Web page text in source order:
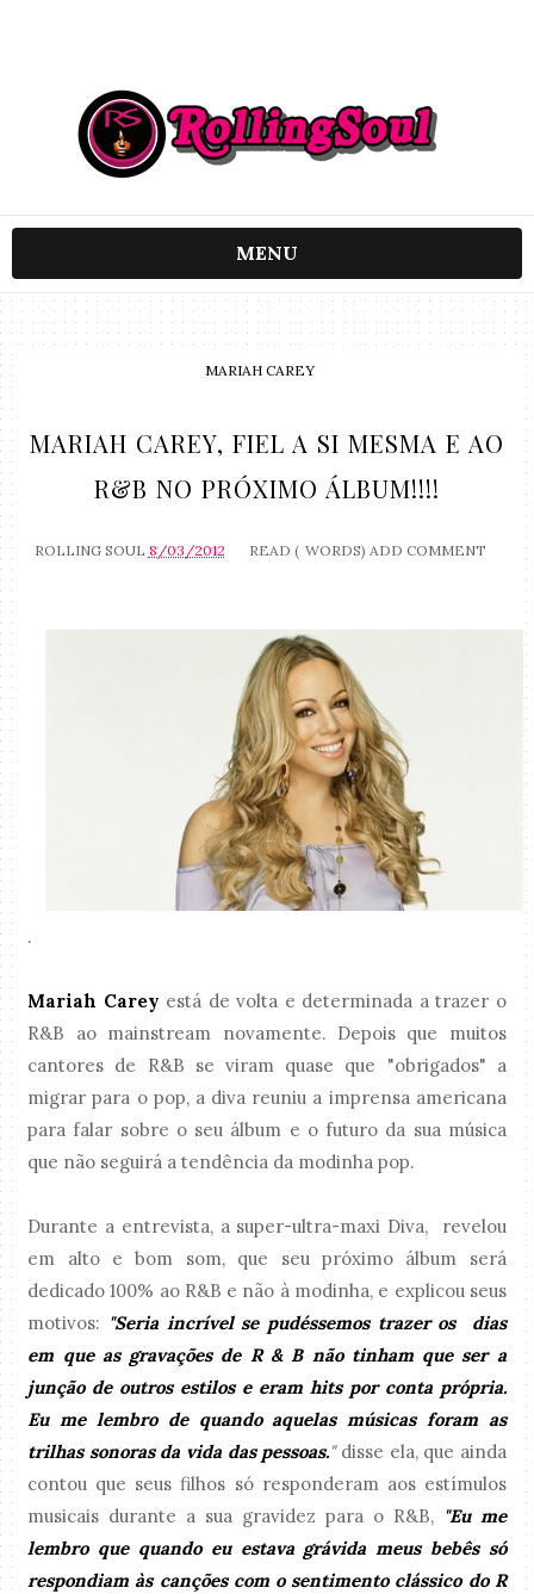
MENU
MARIAH CAREY
MARIAH CAREY, FIEL A SI MESMA E AO
R&B NO PRÓXIMO ÁLBUM!!!!
ROLLING SOUL 8/03/2012 READ ( WORDS) ADD COMMENT
.
Mariah Carey está de volta e determinada a trazer o
R&B ao mainstream novamente. Depois que muitos
cantores de R&B se viram quase que "obrigados" a
migrar para o pop, a diva reuniu a imprensa americana
para falar sobre o seu álbum e o futuro da sua música
que não seguirá a tendência da modinha pop.
Durante a entrevista, a super-ultra-maxi Diva, revelou
em alto e bom som, que seu próximo álbum será
dedicado 100% ao R&B e não à modinha, e explicou seus
motivos: "Seria incrível se pudéssemos trazer os dias
em que as gravações de R & B não tinham que ser a
junção de outros estilos e eram hits por conta própria.
Eu me lembro de quando aquelas músicas foram as
trilhas sonoras da vida das pessoas." disse ela, que ainda
contou que seus filhos só responderam aos estímulos
musicais durante a sua gravidez para o R&B, "Eu me
lembro que quando eu estava grávida meus bebês só
respondiam às canções com o sentimento clássico do R